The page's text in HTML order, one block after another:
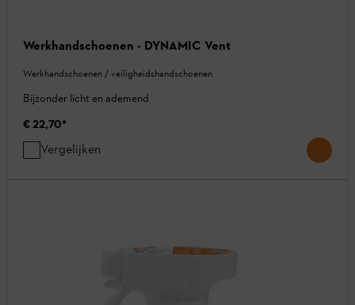
Werkhandschoenen - DYNAMIC Vent
Werkhandschoenen / veiligheidshandschoenen
Bijzonder licht en ademend
€ 22,70*
Vergelijken